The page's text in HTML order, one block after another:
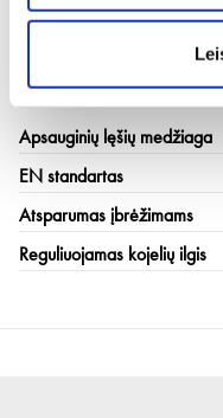
Techninė informacija
Apsauginių lęšių medžiaga
EN standartas
Atsparumas įbrėžimams
Reguliuojamas kojelių ilgis